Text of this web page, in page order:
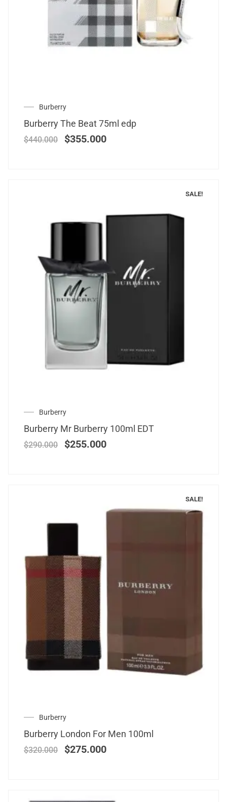
Burberry
Burberry The Beat 75ml edp
$440.000 $355.000
SALE!
Burberry
Burberry Mr Burberry 100ml EDT
$290.000 $255.000
SALE!
Burberry
Burberry London For Men 100ml
$320.000 $275.000